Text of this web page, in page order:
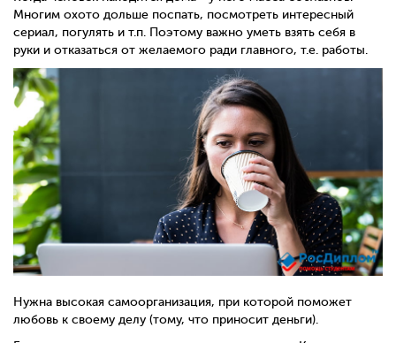
Многим охото дольше поспать, посмотреть интересный
сериал, погулять и т.п. Поэтому важно уметь взять себя в
руки и отказаться от желаемого ради главного, т.е. работы.
Нужна высокая самоорганизация, при которой поможет
любовь к своему делу (тому, что приносит деньги).